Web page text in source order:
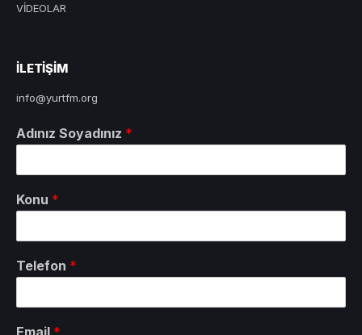
VİDEOLAR
ILETIŞIM
info@yurtfm.org
Adınız Soyadınız *
Konu *
Telefon *